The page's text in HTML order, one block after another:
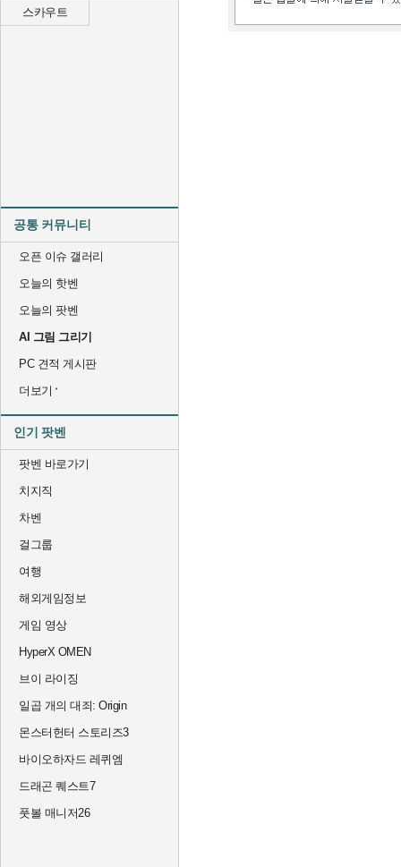
스카우트
공통 커뮤니티
오픈 이슈 갤러리
오늘의 핫벤
오늘의 팟벤
AI 그림 그리기
PC 견적 게시판
더보기
인기 팟벤
팟벤 바로가기
치지직
차벤
걸그룹
여행
해외게임정보
게임 영상
HyperX OMEN
브이 라이징
일곱 개의 대죄: Origin
몬스터헌터 스토리즈3
바이오하자드 레퀴엠
드래곤 퀘스트7
풋볼 매니저26